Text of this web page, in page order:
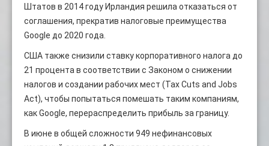
Штатов в 2014 году Ирландия решила отказаться от
соглашения, прекратив налоговые преимущества
Google до 2020 года.
США также снизили ставку корпоративного налога до
21 процента в соответствии с Законом о снижении
налогов и создании рабочих мест (Tax Cuts and Jobs
Act), чтобы попытаться помешать таким компаниям,
как Google, перераспределить прибыль за границу.
В июне в общей сложности 949 нефинансовых